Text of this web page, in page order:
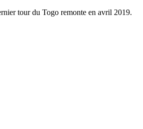
tour du Togo remonte en avril 2019.